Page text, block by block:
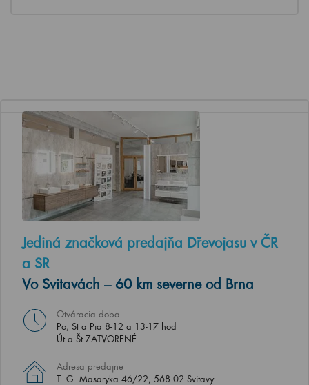
Jediná značková predajňa Dřevojasu v ČR
a SR
Vo Svitavách – 60 km severne od Brna
Otváracia doba
Po, St a Pia 8-12 a 13-17 hod
Út a Št ZATVORENÉ
Adresa predajne
T. G. Masaryka 46/22, 568 02 Svitavy